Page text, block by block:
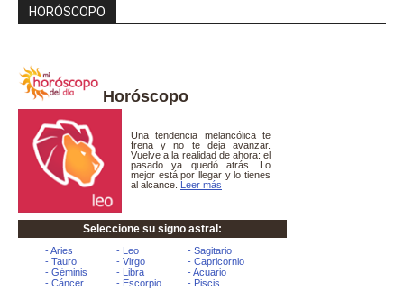
HORÓSCOPO
Horóscopo